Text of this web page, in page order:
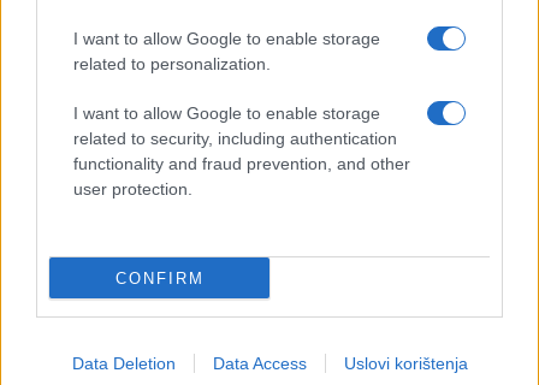
I want to allow Google to enable storage
related to personalization.
I want to allow Google to enable storage
related to security, including authentication
functionality and fraud prevention, and other
user protection.
CONFIRM
Data Deletion Data Access Uslovi korištenja
vam jasno ZAŠTO (FOTO)
03.12.23. 16:37